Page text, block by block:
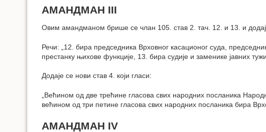
АМАНДМАН III
Овим амандманом брише се члан 105. став 2. тач. 12. и 13. и
Речи: „12. бира председника Врховног касационог суда,
престанку њихове функције, 13. бира судије и заменике јавних
Додаје се нови став 4. који гласи:
„Већином од две трећине гласова свих народних посланика
већином од три петине гласова свих народних посланика бира
АМАНДМАН IV